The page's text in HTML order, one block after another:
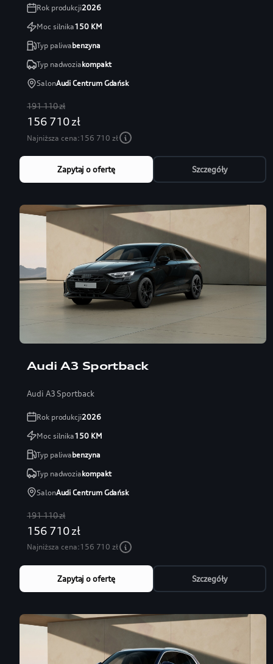
Rok produkcji2026
Moc silnika150KM
Typ paliwabenzyna
Typ nadwoziakompakt
SalonAudi Centrum Gdańsk
191 110 zł
156 710 zł
Najniższa cena:156 710 zł
Zapytaj o ofertę Szczegóły
Audi A3 Sportback
Audi A3 Sportback
Rok produkcji2026
Moc silnika150KM
Typ paliwabenzyna
Typ nadwoziakompakt
SalonAudi Centrum Gdańsk
191 110 zł
156 710 zł
Najniższa cena:156 710 zł
Zapytaj o ofertę Szczegóły